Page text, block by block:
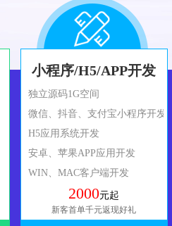
小程序/H5/APP开发
独立源码1G空间
微信、抖音、支付宝小程序开发
H5应用系统开发
安卓、苹果APP应用开发
WIN、MAC客户端开发
2000元起
新客首单千元返现好礼